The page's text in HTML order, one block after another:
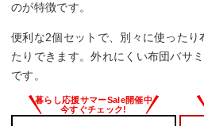
のが特徴です。
便利な2個セットで、別々に使ったり
たりできます。外れにくい布団バサ
です。